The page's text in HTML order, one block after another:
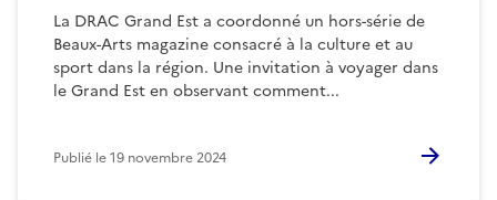
La DRAC Grand Est a coordonné un hors-série de
Beaux-Arts magazine consacré à la culture et au
sport dans la région. Une invitation à voyager dans
le Grand Est en observant comment...
Publié le19 novembre 2024